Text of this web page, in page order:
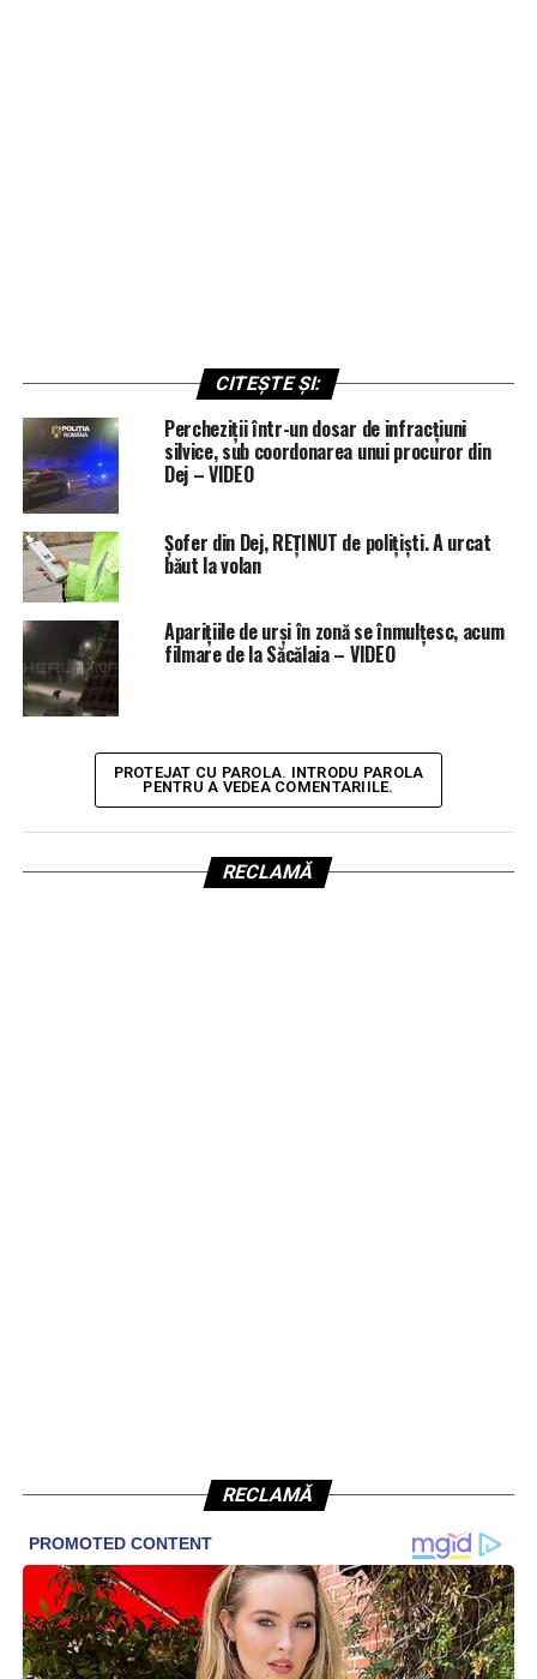
CITEȘTE ȘI:
Percheziții într-un dosar de infracțiuni
silvice, sub coordonarea unui procuror din
Dej – VIDEO
Șofer din Dej, REȚINUT de polițiști. A urcat
băut la volan
Aparițiile de urși în zonă se înmulțesc, acum
filmare de la Săcălaia – VIDEO
PROTEJAT CU PAROLA. INTRODU PAROLA
PENTRU A VEDEA COMENTARIILE.
RECLAMĂ
RECLAMĂ